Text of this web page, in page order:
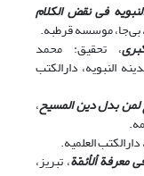
فی نقض الکلام
بی‌جا، موسسه قرطبه.
، تحقیق: محمد
النبویه، دارالکتب
لمن بدل دین المسیح،
العلمیه.
معرفة ألأئمّة، تبریز،